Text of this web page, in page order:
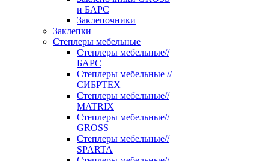
и БАРС
Заклепочники
Заклепки
Степлеры мебельные
Степлеры мебельные//
БАРС
Степлеры мебельные //
СИБРТЕХ
Степлеры мебельные//
MATRIX
Степлеры мебельные//
GROSS
Степлеры мебельные//
SPARTA